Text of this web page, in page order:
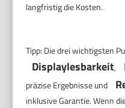
langfristig die Kosten.
Tipp: Die drei wichtigsten
Displaylesbarkeit,
präzise Ergebnisse und
inklusive Garantie. Wenn